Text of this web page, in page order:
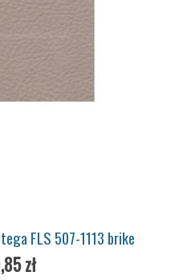
FLS 507-1113 brike
zł